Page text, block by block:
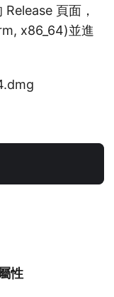
頁面，
x86_64)並進
性